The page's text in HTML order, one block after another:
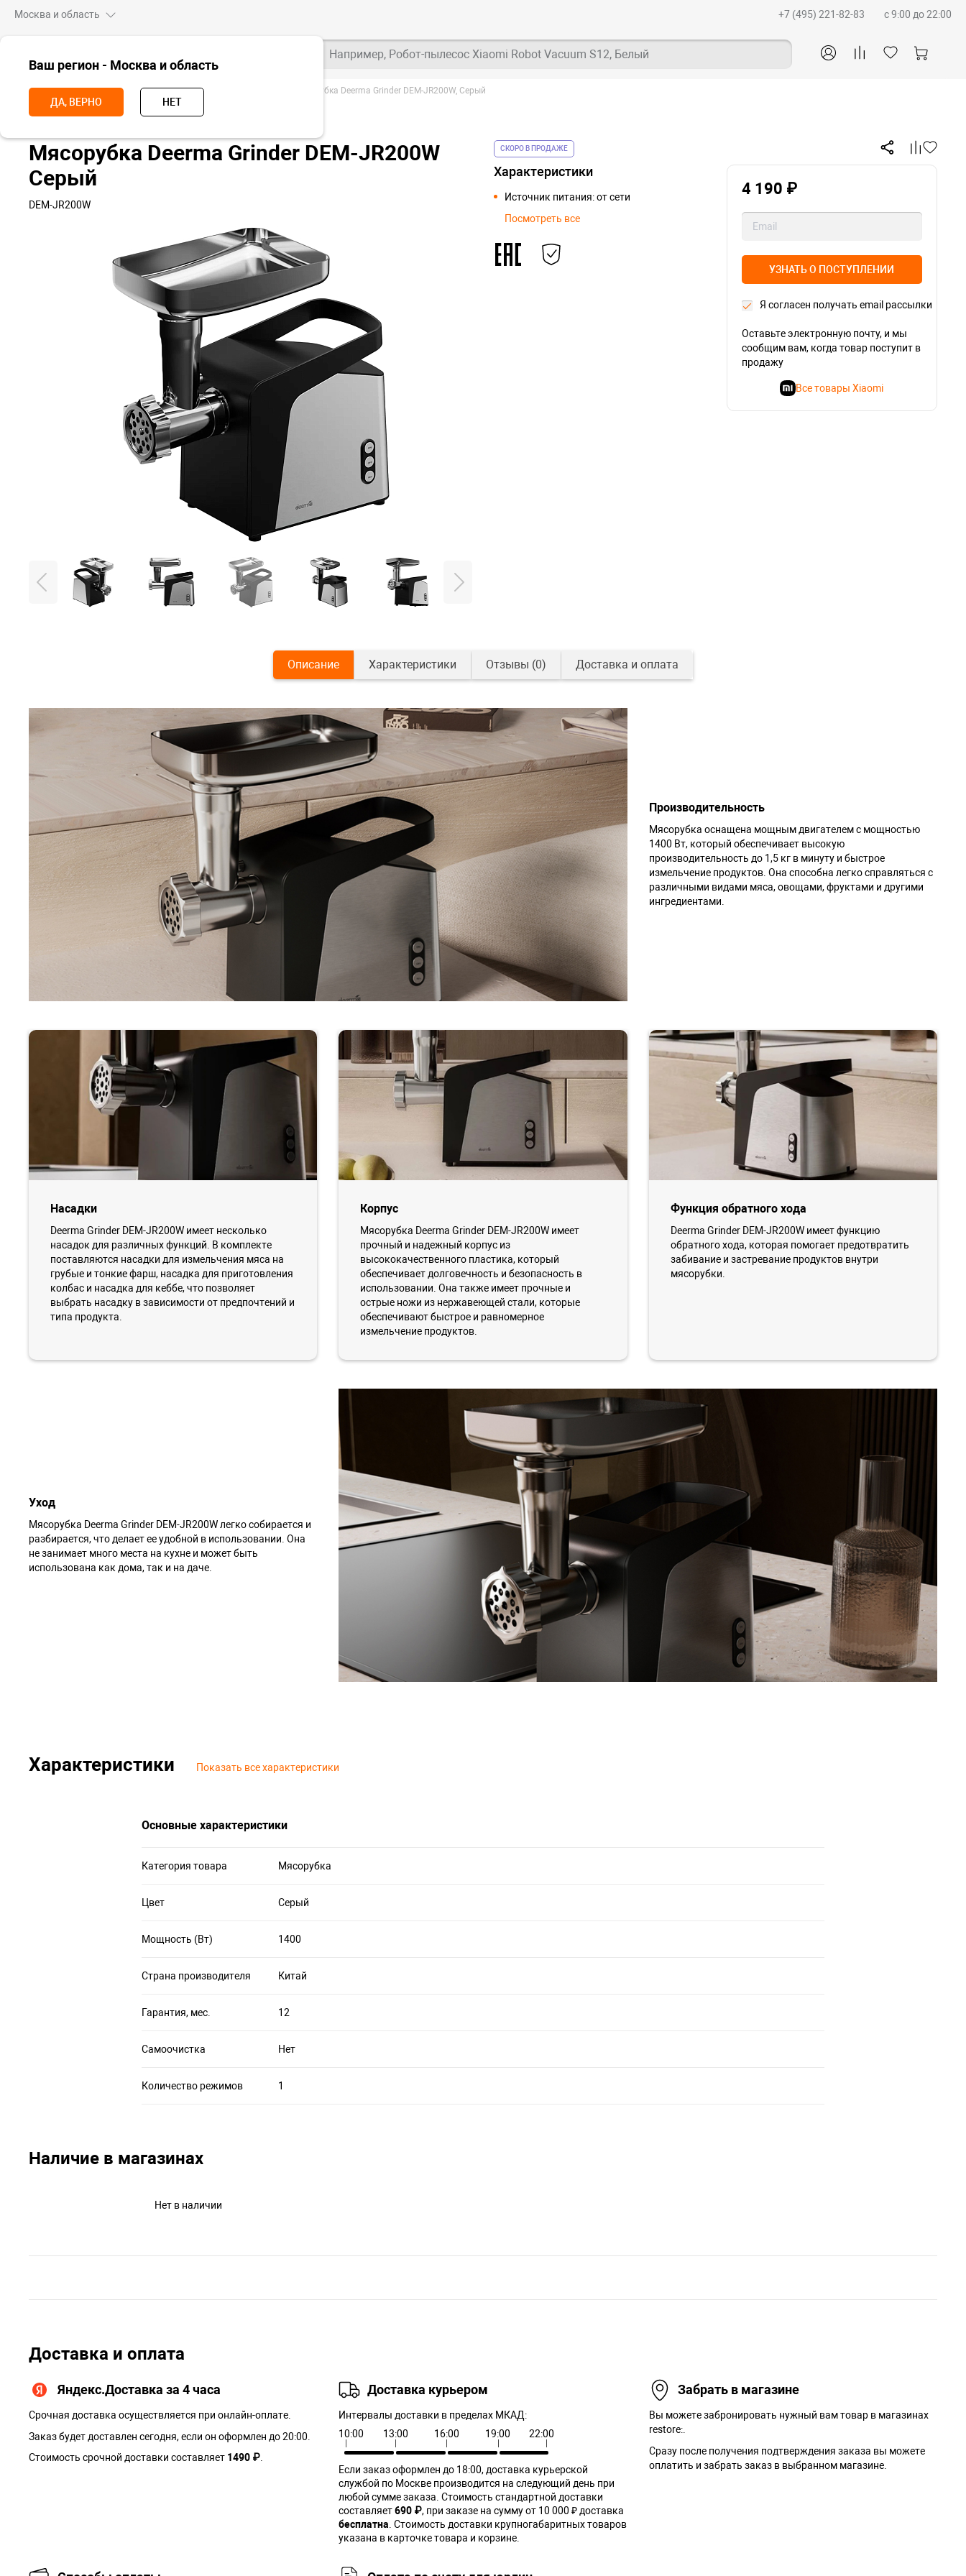
Москва и область
Ваш регион - Москва и область
ДА, ВЕРНО НЕТ
+7 (495) 221-82-83 c 9:00 до 22:00
Например, Робот-пылесос Xiaomi Robot Vacuum S12, Белый
Главная Для дома Для кухни Приготовление пищи Мясорубка Deerma Grinder DEM-JR200W, Серый
Мясорубка Deerma Grinder DEM-JR200W
Серый
DEM-JR200W
СКОРО В ПРОДАЖЕ
Характеристики
Источник питания: от сети
Посмотреть все
4 190 ₽
УЗНАТЬ О ПОСТУПЛЕНИИ
Я согласен получать email рассылки
Оставьте электронную почту, и мы
сообщим вам, когда товар поступит в
продажу
Все товары Xiaomi
Описание Характеристики Отзывы (0) Доставка и оплата
Производительность
Мясорубка оснащена мощным двигателем с мощностью
1400 Вт, который обеспечивает высокую
производительность до 1,5 кг в минуту и быстрое
измельчение продуктов. Она способна легко справляться с
различными видами мяса, овощами, фруктами и другими
ингредиентами.
Насадки
Deerma Grinder DEM-JR200W имеет несколько
насадок для различных функций. В комплекте
поставляются насадки для измельчения мяса на
грубые и тонкие фарш, насадка для приготовления
колбас и насадка для кеббе, что позволяет
выбрать насадку в зависимости от предпочтений и
типа продукта.
Корпус
Мясорубка Deerma Grinder DEM-JR200W имеет
прочный и надежный корпус из
высококачественного пластика, который
обеспечивает долговечность и безопасность в
использовании. Она также имеет прочные и
острые ножи из нержавеющей стали, которые
обеспечивают быстрое и равномерное
измельчение продуктов.
Функция обратного хода
Deerma Grinder DEM-JR200W имеет функцию
обратного хода, которая помогает предотвратить
забивание и застревание продуктов внутри
мясорубки.
Уход
Мясорубка Deerma Grinder DEM-JR200W легко собирается и
разбирается, что делает ее удобной в использовании. Она
не занимает много места на кухне и может быть
использована как дома, так и на даче.
Характеристики Показать все характеристики
Основные характеристики
Категория товара Мясорубка
Цвет Серый
Мощность (Вт) 1400
Страна производителя Китай
Гарантия, мес. 12
Самоочистка Нет
Количество режимов 1
Наличие в магазинах
Нет в наличии
Доставка и оплата
Яндекс.Доставка за 4 часа
Срочная доставка осуществляется при онлайн-оплате.
Заказ будет доставлен сегодня, если он оформлен до 20:00.
Стоимость срочной доставки составляет 1490 ₽
Доставка курьером
Интервалы доставки в пределах МКАД:
10:00
13:00 16:00 19:00 22:00
Если заказ оформлен до 18:00, доставка курьерской
службой по Москве производится на следующий день при
любой сумме заказа. Cтоимость стандартной доставки
составляет690 ₽, при заказе на сумму от 10 000 ₽ доставка
бесплатна . Стоимость доставки крупногабаритных товаров
указана в карточке товара и корзине.
Забрать в магазине
Вы можете забронировать нужный вам товар в магазинах
restore:.
Сразу после получения подтверждения заказа вы можете
оплатить и забрать заказ в выбранном магазине.